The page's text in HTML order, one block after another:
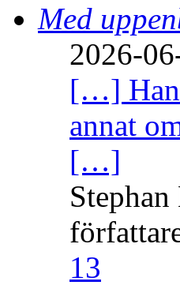
Med
2026-
[…] Han
annat
[…]
13